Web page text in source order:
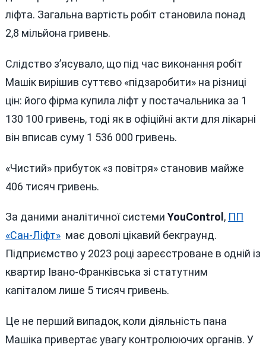
ліфта. Загальна вартість робіт становила понад
2,8 мільйона гривень.
Слідство з’ясувало, що під час виконання робіт
Машік вирішив суттєво «підзаробити» на різниці
цін: його фірма купила ліфт у постачальника за 1
130 100 гривень, тоді як в офіційні акти для лікарні
він вписав суму 1 536 000 гривень.
«Чистий» прибуток «з повітря» становив майже
406 тисяч гривень.
За даними аналітичної системи YouControl , ПП
«Сан-Ліфт»має доволі цікавий бекграунд.
Підприємство у 2023 році зареєстроване в одній із
квартир Івано-Франківська зі статутним
капіталом лише 5 тисяч гривень.
Це не перший випадок, коли діяльність пана
Машіка привертає увагу контролюючих органів. У